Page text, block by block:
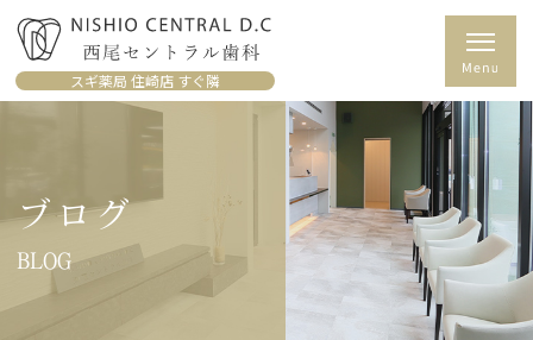
スギ薬局 住崎店 すぐ隣
ブログ
BLOG